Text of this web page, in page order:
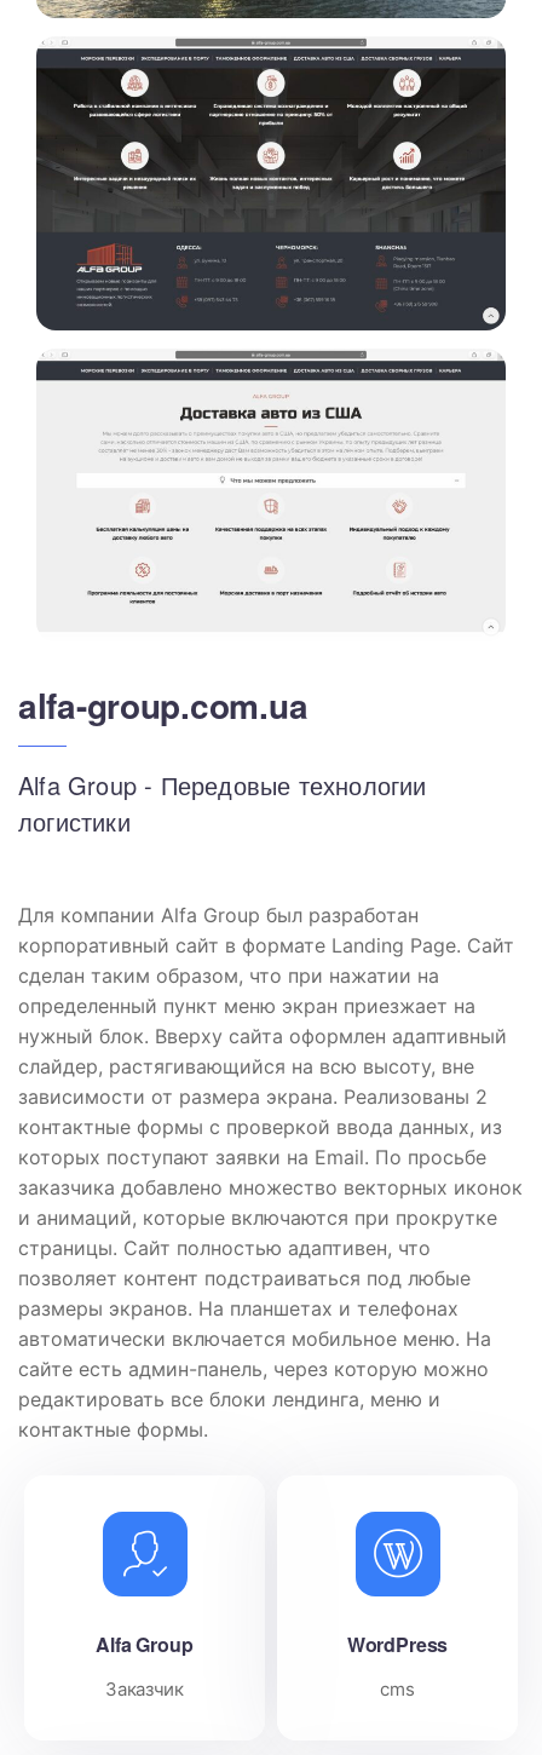
alfa-group.com.ua
Alfa Group - Передовые технологии
логистики
Для компании Alfa Group был разработан
корпоративный сайт в формате Landing Page. Сайт
сделан таким образом, что при нажатии на
определенный пункт меню экран приезжает на
нужный блок. Вверху сайта оформлен адаптивный
слайдер, растягивающийся на всю высоту, вне
зависимости от размера экрана. Реализованы 2
контактные формы с проверкой ввода данных, из
которых поступают заявки на Email. По просьбе
заказчика добавлено множество векторных иконок
и анимаций, которые включаются при прокрутке
страницы. Сайт полностью адаптивен, что
позволяет контент подстраиваться под любые
размеры экранов. На планшетах и ​​телефонах
автоматически включается мобильное меню. На
сайте есть админ-панель, через которую можно
редактировать все блоки лендинга, меню и
контактные формы.
Alfa Group
Заказчик
WordPress
cms